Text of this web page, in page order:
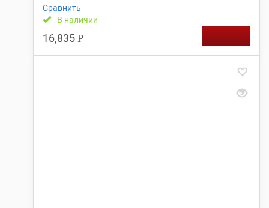
Сравнить
В наличии
16,835 Р